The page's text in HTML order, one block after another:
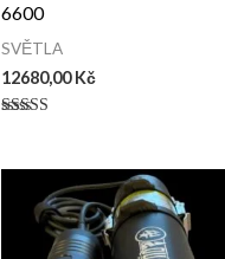
6600
SVĚTLA
12680,00Kč